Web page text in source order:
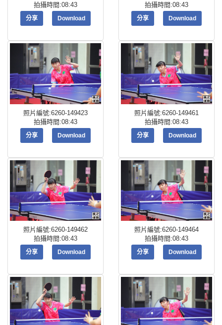
拍攝時間:08:43
分享 Download
拍攝時間:08:43
分享 Download
照片編號:6260-149423
拍攝時間:08:43
分享 Download
照片編號:6260-149461
拍攝時間:08:43
分享 Download
照片編號:6260-149462
拍攝時間:08:43
分享 Download
照片編號:6260-149464
拍攝時間:08:43
分享 Download